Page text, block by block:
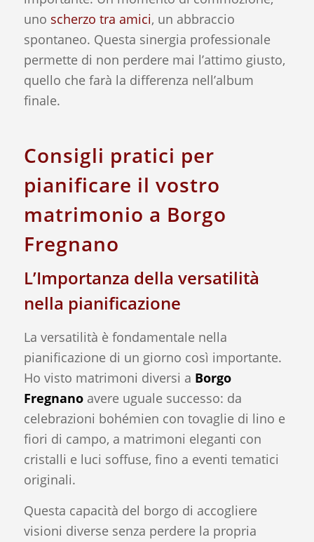
uno scherzo tra amici, un abbraccio
spontaneo. Questa sinergia professionale
permette di non perdere mai l’attimo giusto,
quello che farà la differenza nell’album
finale.
Consigli pratici per
pianificare il vostro
matrimonio a Borgo
Fregnano
L’Importanza della versatilità
nella pianificazione
La versatilità è fondamentale nella
pianificazione di un giorno così importante.
Ho visto matrimoni diversi a Borgo
Fregnanoavere uguale successo: da
celebrazioni bohémien con tovaglie di lino e
fiori di campo, a matrimoni eleganti con
cristalli e luci soffuse, fino a eventi tematici
originali.
Questa capacità del borgo di accogliere
visioni diverse senza perdere la propria